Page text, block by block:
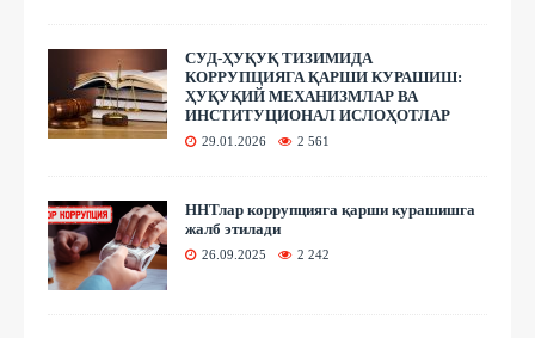
СУД-ҲУҚУҚ ТИЗИМИДА
КОРРУПЦИЯГА ҚАРШИ КУРАШИШ:
ҲУҚУҚИЙ МЕХАНИЗМЛАР ВА
ИНСТИТУЦИОНАЛ ИСЛОҲОТЛАР
29.01.2026 2 561
ННТлар коррупцияга қарши курашишга
жалб этилади
26.09.2025 2 242